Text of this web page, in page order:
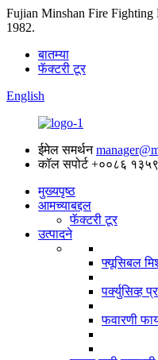
Fujian Minshan Fire Fighting
1982.
बातम्या
फॅक्टरी टूर
English
ईमेल समर्थन
कॉल सपोर्ट +००८६
मुख्यपृष्ठ
आमच्याबद्दल
फॅक्टरी टूर
उत्पादने
फ्यूसिबल
पर्क्युसिव्ह
फवारणी